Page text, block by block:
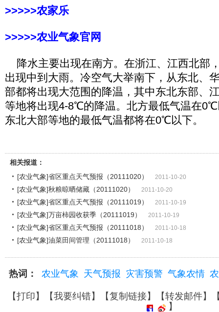
>>>>>农家乐
>>>>>农业气象官网
降水主要出现在南方。在浙江、江西北部
出现中到大雨。冷空气大举南下，从东北、
部都将出现大范围的降温，其中东北东部、
等地将出现4-8℃的降温。北方最低气温在
东北大部等地的最低气温都将在0℃以下。
相关报道：
[农业气象]省区重点天气预报（20111020）
2011-10-20
[农业气象]秋粮晾晒储藏（20111020） 2011-10-20
[农业气象]省区重点天气预报（20111019） 2011-10-19
[农业气象]万亩柿园收获季（20111019） 2011-10-19
[农业气象]省区重点天气预报（20111018） 2011-10-18
[农业气象]油菜田间管理（20111018） 2011-10-18
热词： 农业气象 天气预报 灾害预警 气象农情
【打印】【我要纠错】【复制链接】【转发邮件】
】